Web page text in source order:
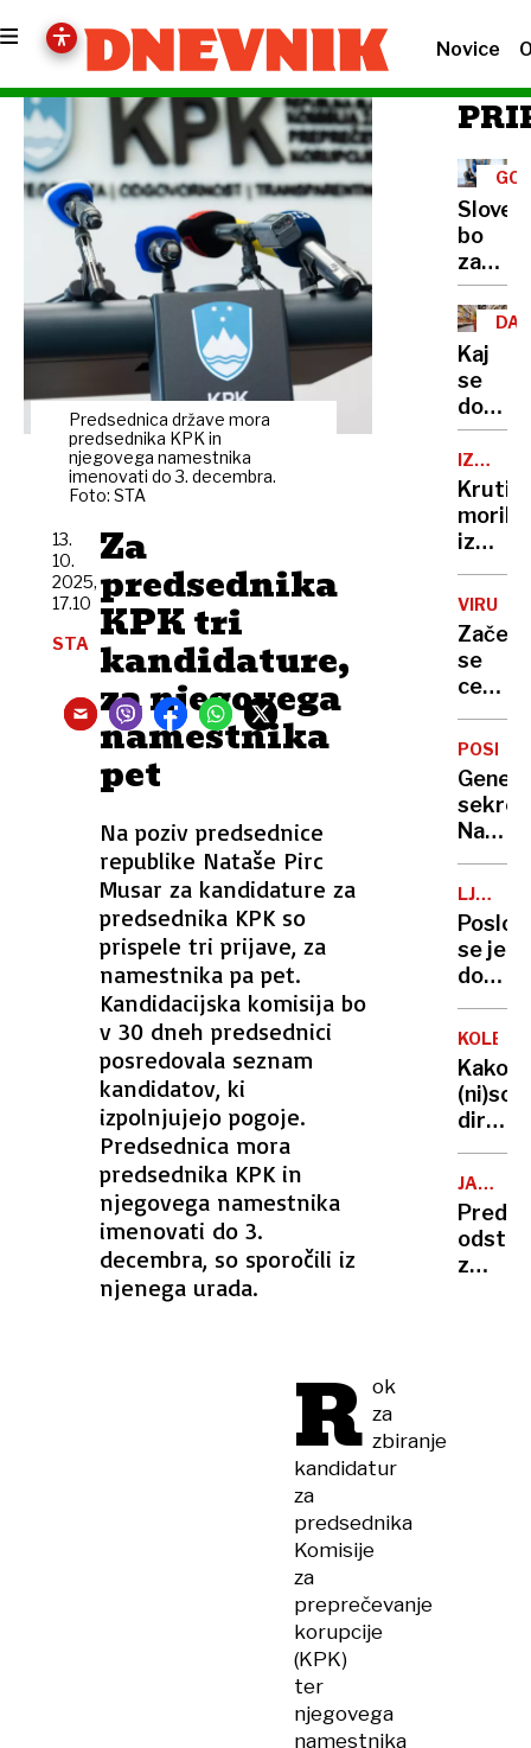
Novice
Predsednica države mora
predsednika KPK in
njegovega namestnika
imenovati do 3. decembra.
Foto: STA
Za
predsednika
KPK tri
kandidature,
za njegovega
namestnika
pet
Na poziv predsednice
republike Nataše Pirc
Musar za kandidature za
predsednika KPK so
prispele tri prijave, za
namestnika pa pet.
Kandidacijska komisija bo
v 30 dneh predsednici
posredovala seznam
kandidatov, ki
izpolnjujejo pogoje.
Predsednica mora
predsednika KPK in
njegovega namestnika
imenovati do 3.
decembra, so sporočili iz
njenega urada.
13.
10.
2025,
17.10
STA
R ok
za
zbiranje
kandidatur
za
predsednika
Komisije
za
preprečevanje
korupcije
(KPK)
ter
njegovega
namestnika
bo
za
Kaj
se
dogaja
z
našo
hrano?
Polja
pa
so
vse
tanjše
IZREK
SODBE
iz
po
24
let
zapora
VIRUSI
se
proti
gripi.
svarijo:
To je
zatišje
pred
POSMEH
Nata
Mark
Rutte
rusko
ki se
domov
se je
Kako
(ni)so
dirkali
Izjemni
letvico
JANI
z